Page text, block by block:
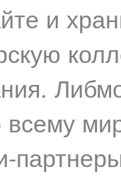
и